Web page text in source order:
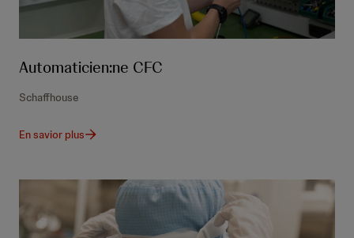
Automaticien:ne CFC
Schaffhouse
En savior plus